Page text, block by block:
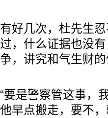
有好几次，杜先生
过，什么证据也没
争，讲究和气生财的
“要是警察管这事，
他早点搬走，要不